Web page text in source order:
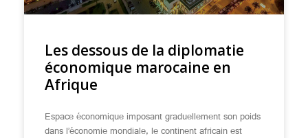
Les dessous de la diplomatie
économique marocaine en
Afrique
Espace économique imposant graduellement son poids
dans l’économie mondiale, le continent africain est